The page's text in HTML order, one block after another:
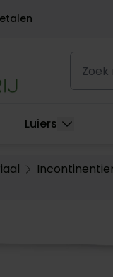
Zoek
Luiers